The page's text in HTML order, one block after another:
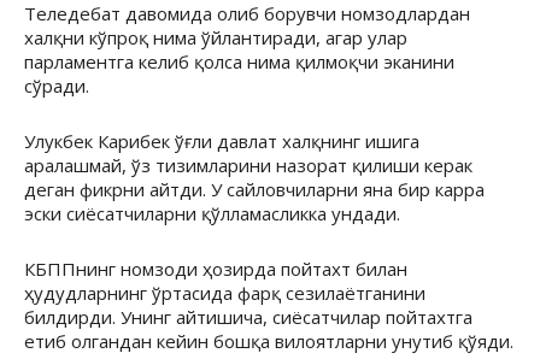
Теледебат давомида олиб борувчи номзодлардан
халқни кўпроқ нима ўйлантиради, агар улар
парламентга келиб қолса нима қилмоқчи эканини
сўради.
Улукбек Карибек ўғли давлат халқнинг ишига
аралашмай, ўз тизимларини назорат қилиши керак
деган фикрни айтди. У сайловчиларни яна бир карра
эски сиёсатчиларни қўлламасликка ундади.
КБППнинг номзоди ҳозирда пойтахт билан
ҳудудларнинг ўртасида фарқ сезилаётганини
билдирди. Унинг айтишича, сиёсатчилар пойтахтга
етиб олгандан кейин бошқа вилоятларни унутиб қўяди.